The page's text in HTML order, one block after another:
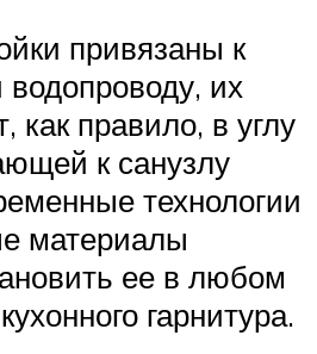
привязаны к
их
как правило, в углу
к санузлу
технологии
материалы
ее в любом
гарнитура.